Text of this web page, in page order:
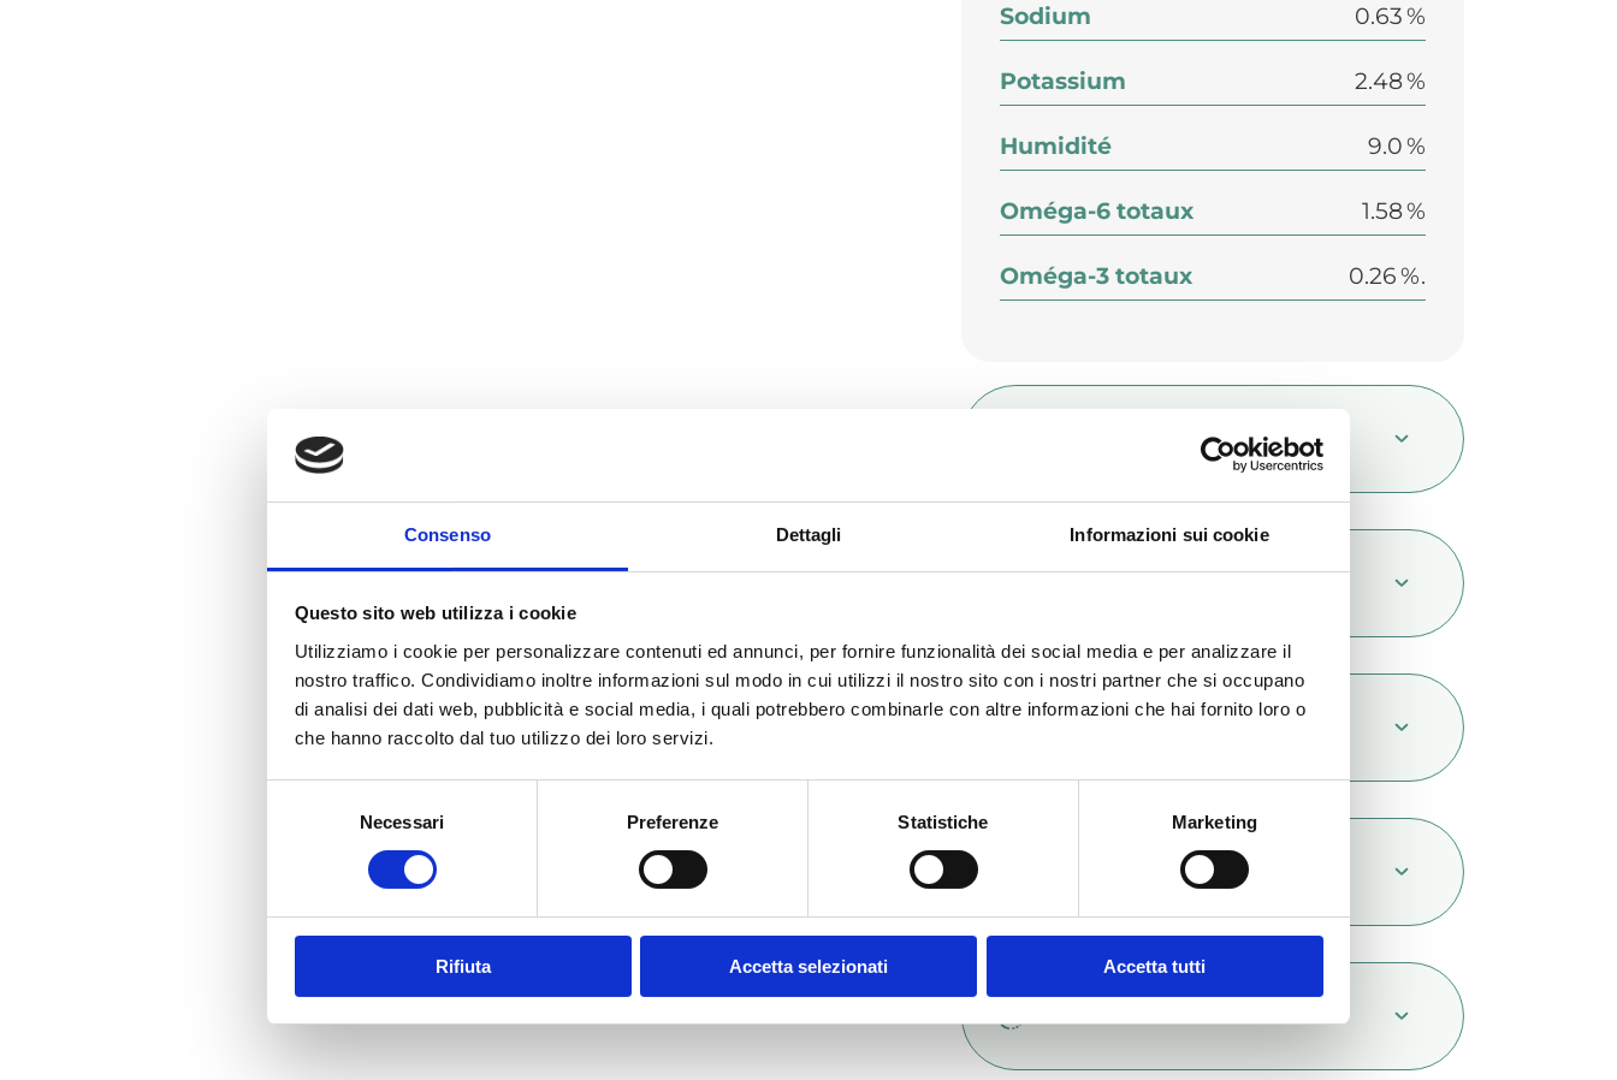
Consenso Dettagli Informazioni sui cookie
Questo sito web utilizza i cookie
Utilizziamo i cookie per personalizzare contenuti ed annunci, per fornire funzionalità dei social media e per analizzare il
nostro traffico. Condividiamo inoltre informazioni sul modo in cui utilizzi il nostro sito con i nostri partner che si occupano
di analisi dei dati web, pubblicità e social media, i quali potrebbero combinarle con altre informazioni che hai fornito loro o
che hanno raccolto dal tuo utilizzo dei loro servizi.
Necessari Preferenze Statistiche Marketing
Rifiuta Accetta selezionati Accetta tutti
Sodium 0.63 %
Potassium 2.48 %
Humidité 9.0 %
Oméga-6 totaux 1.58 %
Oméga-3 totaux 0.26 %.
Additifs nutritionnels/kg
Alimentation